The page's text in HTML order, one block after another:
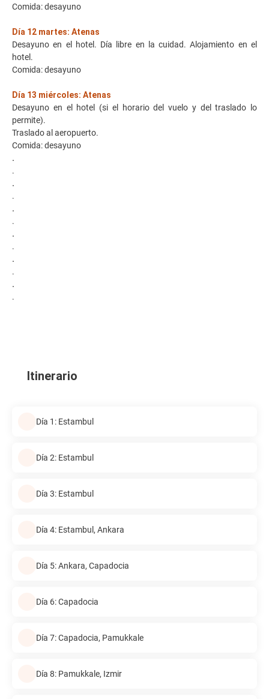
Comida: desayuno
Día 12 martes: Atenas
Desayuno en el hotel. Día libre en la cuidad. Alojamiento en el
hotel.
Comida: desayuno
Día 13 miércoles: Atenas
Desayuno en el hotel (si el horario del vuelo y del traslado lo
permite).
Traslado al aeropuerto.
Comida: desayuno
.
.
.
.
.
.
.
.
.
.
.
.
Itinerario
Día 1: Estambul
Día 2: Estambul
Día 3: Estambul
Día 4: Estambul, Ankara
Día 5: Ankara, Capadocia
Día 6: Capadocia
Día 7: Capadocia, Pamukkale
Día 8: Pamukkale, Izmir